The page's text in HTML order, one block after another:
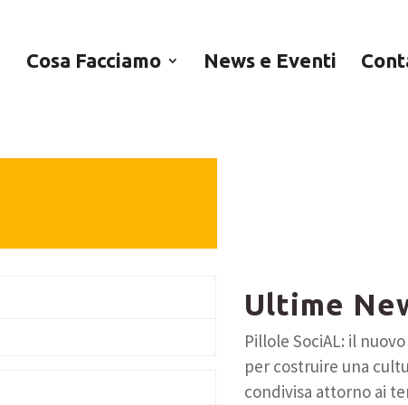
Cosa Facciamo News e Eventi
Seguici su
Ultime
Pillole SociAL: il
per costruire una
condivisa attorno ai